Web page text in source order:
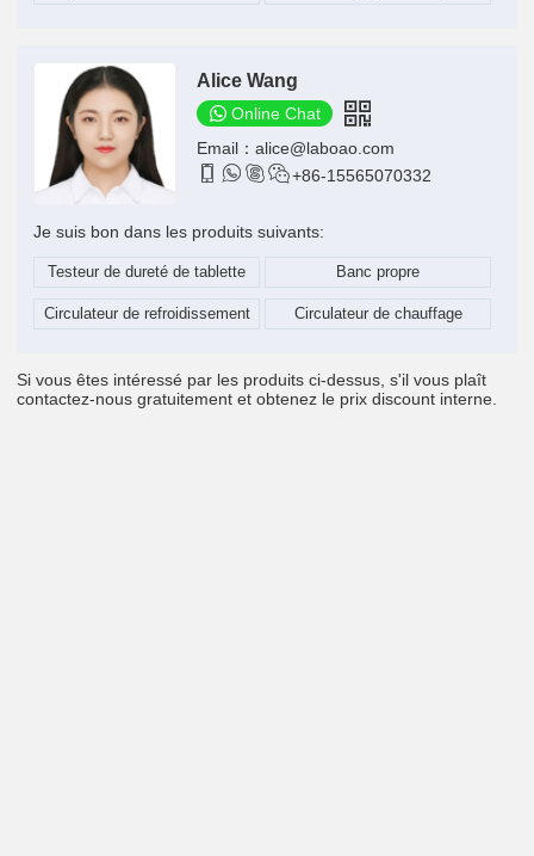
Alice Wang
Online Chat
Email：alice@laboao.com
  +86-15565070332
Je suis bon dans les produits suivants:
Testeur de dureté de tablette Banc propre
Circulateur de refroidissement Circulateur de chauffage
Si vous êtes intéressé par les produits ci-dessus, s'il vous plaît
contactez-nous gratuitement et obtenez le prix discount interne.